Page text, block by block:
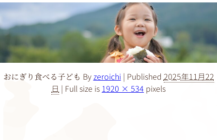
おにぎり食べる子ども Byzeroichi | Published 2025年11月22
日 | Full size is 1920 × 534 pixels